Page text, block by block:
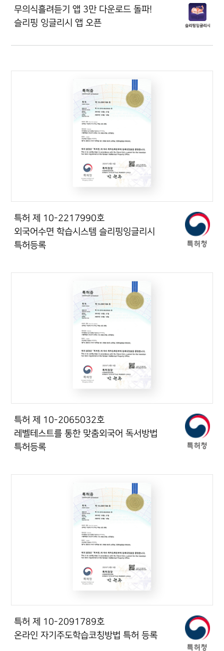
무의식흘려듣기 앱 3만 다운로드 돌파!
슬리핑 잉글리시 앱 오픈
특허 제 10-2217990호
외국어수면 학습시스템 슬리핑잉글리시
특허등록
특허 제 10-2065032호
레벨테스트를 통한 맞춤외국어 독서방법
특허등록
특허 제 10-2091789호
온라인 자기주도학습코칭방법 특허 등록